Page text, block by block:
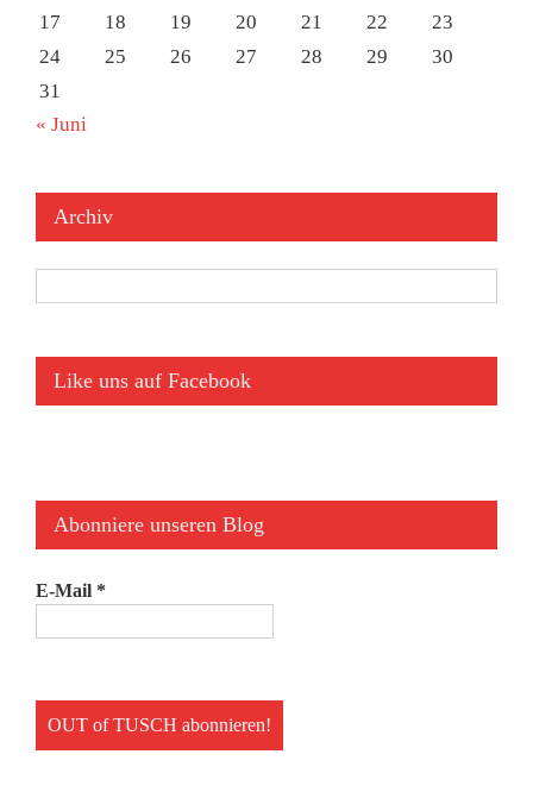
17
18 19 20 21 22
23
24
25 26 27 28 29
30
31
« Juni
Archiv
Like uns auf Facebook
Abonniere unseren Blog
E-Mail *